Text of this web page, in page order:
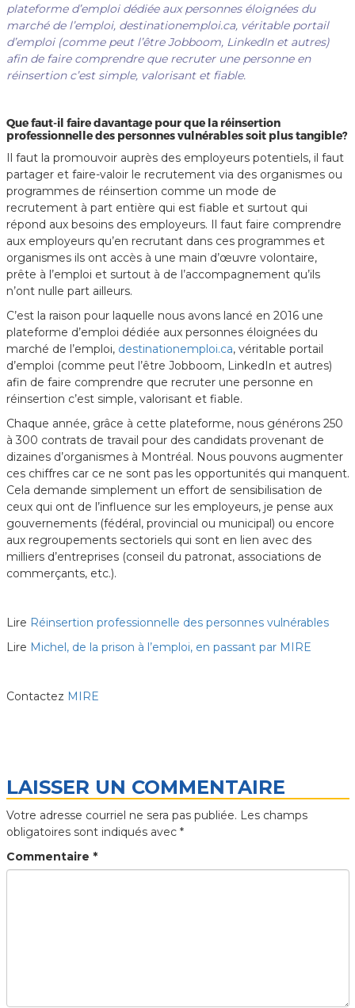
plateforme d’emploi dédiée aux personnes éloignées du
marché de l’emploi, destinationemploi.ca, véritable portail
d’emploi (comme peut l’être Jobboom, LinkedIn et autres)
afin de faire comprendre que recruter une personne en
réinsertion c’est simple, valorisant et fiable.
Que faut-il faire davantage pour que la réinsertion
professionnelle des personnes vulnérables soit plus tangible?
Il faut la promouvoir auprès des employeurs potentiels, il faut
partager et faire-valoir le recrutement via des organismes ou
programmes de réinsertion comme un mode de
recrutement à part entière qui est fiable et surtout qui
répond aux besoins des employeurs. Il faut faire comprendre
aux employeurs qu’en recrutant dans ces programmes et
organismes ils ont accès à une main d’œuvre volontaire,
prête à l’emploi et surtout à de l’accompagnement qu’ils
n’ont nulle part ailleurs.
C’est la raison pour laquelle nous avons lancé en 2016 une
plateforme d’emploi dédiée aux personnes éloignées du
marché de l’emploi, destinationemploi.ca, véritable portail
d’emploi (comme peut l’être Jobboom, LinkedIn et autres)
afin de faire comprendre que recruter une personne en
réinsertion c’est simple, valorisant et fiable.
Chaque année, grâce à cette plateforme, nous générons 250
à 300 contrats de travail pour des candidats provenant de
dizaines d’organismes à Montréal. Nous pouvons augmenter
ces chiffres car ce ne sont pas les opportunités qui manquent.
Cela demande simplement un effort de sensibilisation de
ceux qui ont de l’influence sur les employeurs, je pense aux
gouvernements (fédéral, provincial ou municipal) ou encore
aux regroupements sectoriels qui sont en lien avec des
milliers d’entreprises (conseil du patronat, associations de
commerçants, etc.).
Lire Réinsertion professionnelle des personnes vulnérables
Lire Michel, de la prison à l’emploi, en passant par MIRE
Contactez MIRE
LAISSER UN COMMENTAIRE
Votre adresse courriel ne sera pas publiée. Les champs
obligatoires sont indiqués avec *
Commentaire *